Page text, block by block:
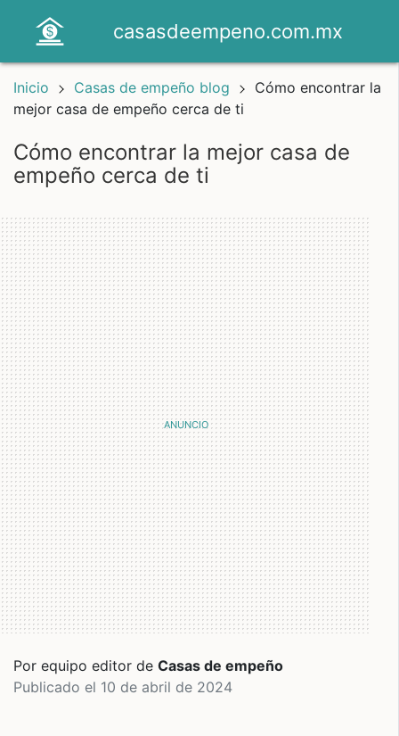
casasdeempeno.com.mx
Inicio Casas de empeño blog
Cómo encontrar la
mejor casa de empeño cerca de ti
cómo encontrar la mejor casa de
empeño cerca de ti
Por equipo editor de Casas de empeño
Publicado el 10 de abril de 2024